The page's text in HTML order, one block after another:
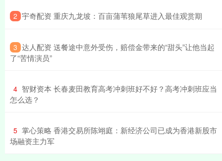
2 ​宇奇配资 重庆九龙坡：百亩蒲苇狼尾草进入最佳观赏期
3 ​达人配资 送餐途中意外受伤，赔偿金带来的“甜头”让他当起
了“苦情演员”
4 ​智财资本 长春麦田教育高考冲刺班好不好？高考冲刺班应当
怎么选？
5 ​掌心策略 香港交易所陈翊庭：新经济公司已成为香港新股市
场融资主力军